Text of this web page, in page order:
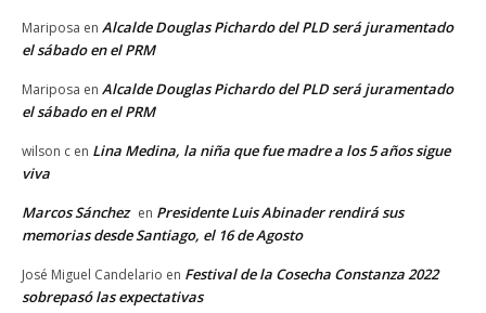
Mariposa en Alcalde Douglas Pichardo del PLD será juramentado
el sábado en el PRM
Mariposa en Alcalde Douglas Pichardo del PLD será juramentado
el sábado en el PRM
wilson c en Lina Medina, la niña que fue madre a los 5 años sigue
viva
Marcos Sánchez en Presidente Luis Abinader rendirá sus
memorias desde Santiago, el 16 de Agosto
José Miguel Candelario en Festival de la Cosecha Constanza 2022
sobrepasó las expectativas